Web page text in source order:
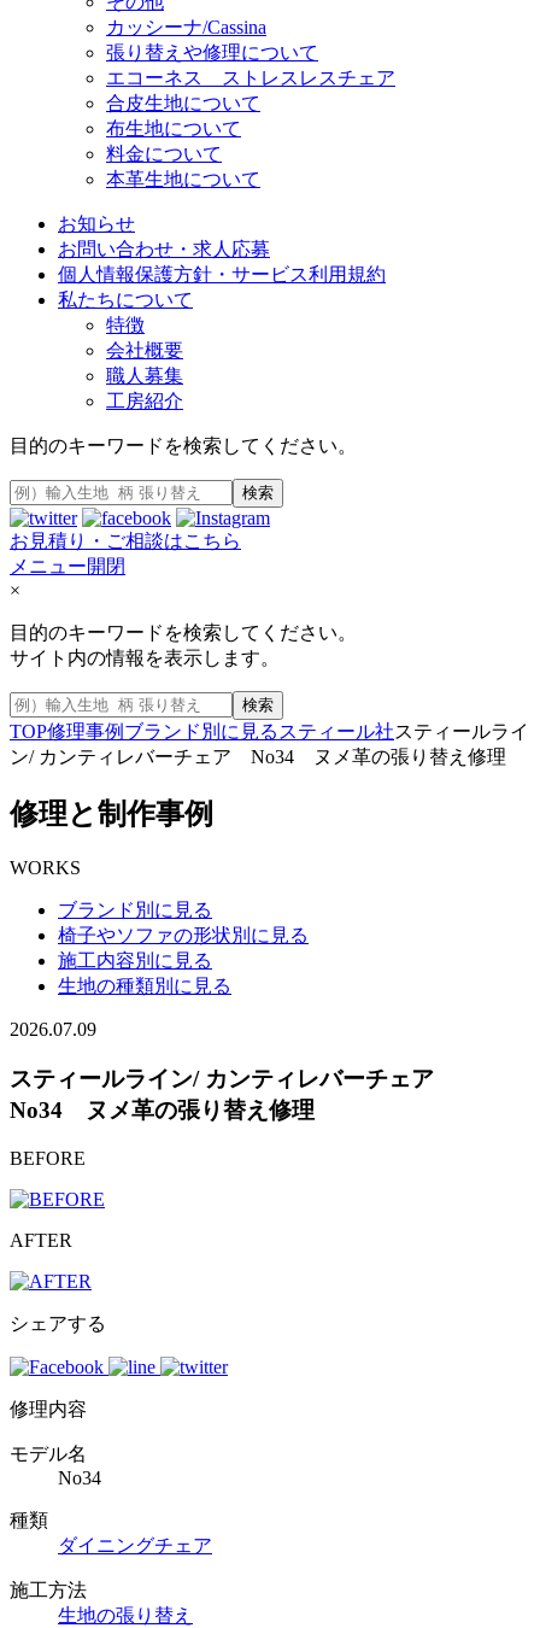
カッシーナ/Cassina
張り替えや修理について
エコーネス ストレスレスチェア
合皮生地について
布生地について
料金について
本革生地について
お知らせ
お問い合わせ・求人応募
個人情報保護方針・サービス利用規約
私たちについて
特徴
会社概要
職人募集
工房紹介
目的のキーワードを検索してください。
検索
お見積り・ご相談はこちら
メニュー開閉
×
目的のキーワードを検索してください。
サイト内の情報を表示します。
検索
TOP修理事例 ブランド別に見る スティール社スティールライ
ン/ カンティレバーチェア No34 ヌメ革の張り替え修理
修理と制作事例
WORKS
ブランド別に見る
椅子やソファの形状別に見る
施工内容別に見る
生地の種類別に見る
2026.07.09
スティールライン/ カンティレバーチェア
No34 ヌメ革の張り替え修理
BEFORE
AFTER
シェアする
修理内容
モデル名
No34
種類
ダイニングチェア
施工方法
生地の張り替え